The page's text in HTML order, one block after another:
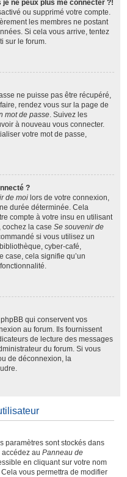
ne peux plus me connecter ?!
ou supprimé votre compte.
les membres ne postant
Si cela vous arrive, tentez
sur le forum.
ne puisse pas être récupéré,
rendez vous sur la page de
mot de passe. Suivez les
à nouveau vous connecter.
votre mot de passe,
?
de moi lors de votre connexion,
durée déterminée. Cela
compte à votre insu en utilisant
cochez la case Se souvenir de
si vous utilisez un
cyber-café,
case, cela signifie qu’un
qui conservent vos
au forum. Ils fournissent
de lecture des messages
du forum. Si vous
de déconnexion, la
paramètres sont stockés dans
au Panneau de
en cliquant sur votre nom
vous permettra de modifier